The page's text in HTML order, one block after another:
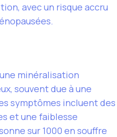
avec un risque accru
minéralisation
souvent due à une
symptômes incluent des
et une faiblesse
sur 1000 en souffre